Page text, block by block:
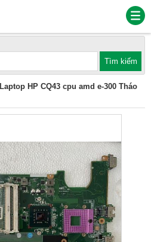
HP CQ43 cpu amd e-300 Tháo